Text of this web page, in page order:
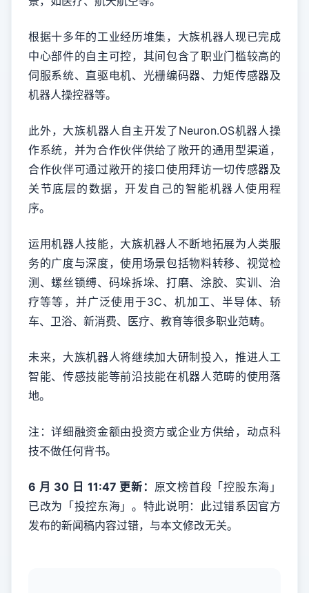
根据十多年的工业经历堆集，大族机器人现已完成
中心部件的自主可控，其间包含了职业门槛较高的
伺服系统、直驱电机、光栅编码器、力矩传感器及
机器人操控器等。
此外，大族机器人自主开发了Neuron.OS机器人操
作系统，并为合作伙伴供给了敞开的通用型渠道，
合作伙伴可通过敞开的接口使用拜访一切传感器及
关节底层的数据，开发自己的智能机器人使用程
序。
运用机器人技能，大族机器人不断地拓展为人类服
务的广度与深度，使用场景包括物料转移、视觉检
测、螺丝锁缚、码垛拆垛、打磨、涂胶、实训、治
疗等等，并广泛使用于3C、机加工、半导体、轿
车、卫浴、新消费、医疗、教育等很多职业范畴。
未来，大族机器人将继续加大研制投入，推进人工
智能、传感技能等前沿技能在机器人范畴的使用落
地。
注：详细融资金额由投资方或企业方供给，动点科
技不做任何背书。
6 月 30 日 11:47 更新： 原文榜首段「控股东海」
已改为「投控东海」。特此说明：此过错系因官方
发布的新闻稿内容过错，与本文修改无关。